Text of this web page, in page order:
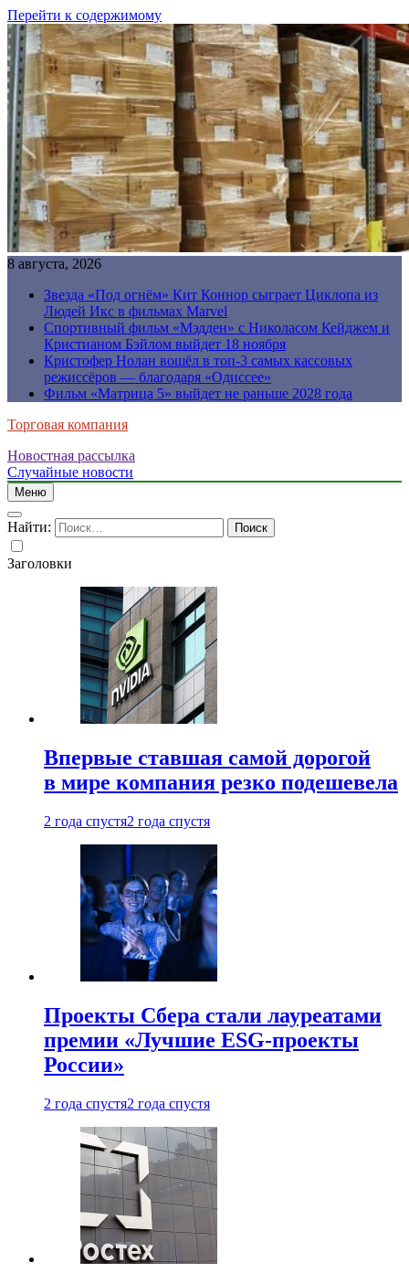
Перейти к содержимому
8 августа, 2026
Звезда «Под огнём» Кит Коннор сыграет Циклопа из
Людей Икс в фильмах Marvel
Спортивный фильм «Мэдден» с Николасом Кейджем и
Кристианом Бэйлом выйдет 18 ноября
Кристофер Нолан вошёл в топ-3 самых кассовых
режиссёров — благодаря «Одиссее»
Фильм «Матрица 5» выйдет не раньше 2028 года
Торговая компания
Новостная рассылка
Случайные новости
Меню
Найти:
Заголовки
Впервые ставшая самой дорогой
в мире компания резко подешевела
2 года спустя2 года спустя
Проекты Сбера стали лауреатами
премии «Лучшие ESG-проекты
России»
2 года спустя2 года спустя